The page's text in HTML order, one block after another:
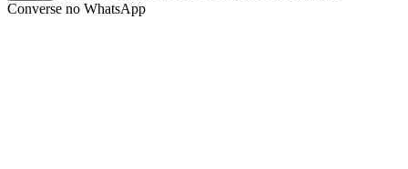
Converse no WhatsApp